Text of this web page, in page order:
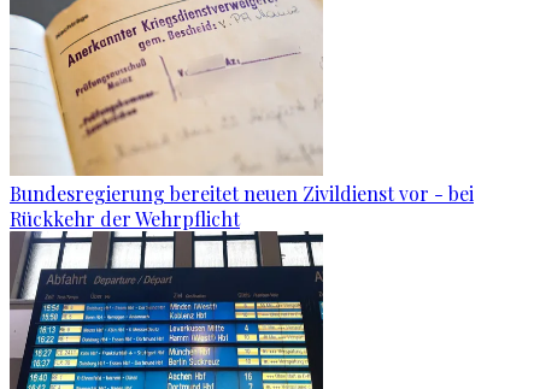
Bundesregierung bereitet neuen Zivildienst vor - bei
Rückkehr der Wehrpflicht